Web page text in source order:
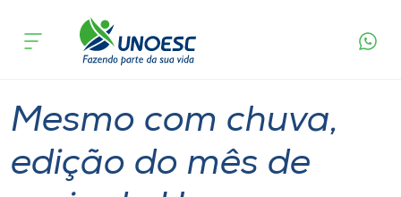
Cursos
Pesquisa
acontece
Mesmo com chuva,
edição do mês de